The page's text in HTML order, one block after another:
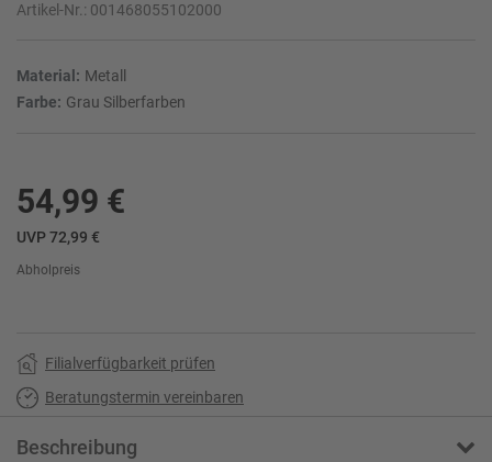
Artikel-Nr.: 001468055102000
Material: Metall
Farbe: Grau Silberfarben
54,99 €
UVP 72,99 €
Abholpreis
Filialverfügbarkeit prüfen
Beratungstermin vereinbaren
Beschreibung